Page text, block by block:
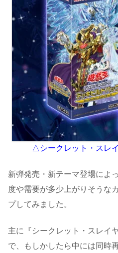
△シークレット・スレ
新弾発売・新テーマ登場によ
度や需要が多少上がりそうな
プしてみました。
主に『シークレット・スレイ
で、もしかしたら中には同時